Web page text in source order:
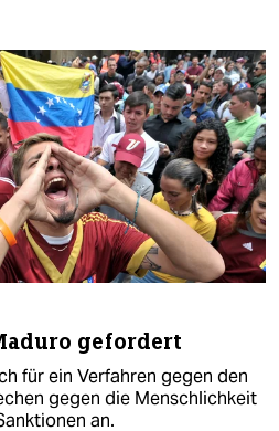
gefordert
für ein Verfahren gegen den
gegen die Menschlichkeit
an.